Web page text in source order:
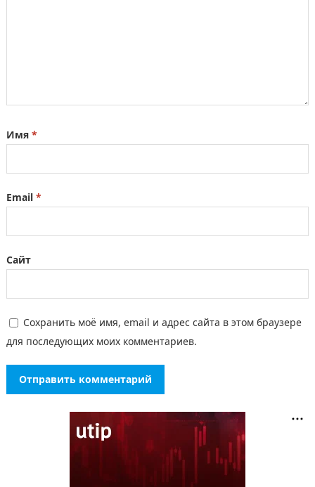
Имя *
Email *
Сайт
Сохранить моё имя, email и адрес сайта в этом браузере
для последующих моих комментариев.